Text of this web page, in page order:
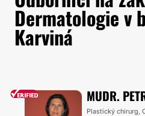
Dermatologie v
Karviná
MUDR.
Plastický chirurg,